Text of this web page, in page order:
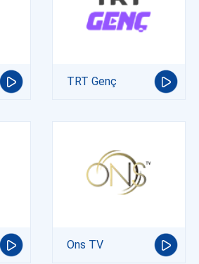
TRT Genç
Ons TV